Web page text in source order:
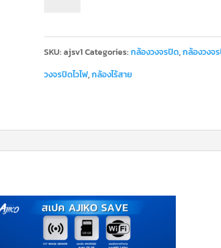
กล้อง
วงจรปิด
ไร้
CCTV
ราคา
ดู
ออนไลน์
ภาพ
SKU:ajsv1Categories:กล้องวงจรปิด,กล้องวงจ
วงจรปิดไวไฟ,กล้องไร้สาย